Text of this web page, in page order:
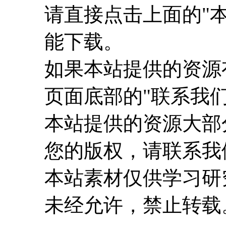
请直接点击上面的"
能下载。
如果本站提供的资
页面底部的"联系我
本站提供的资源大
您的版权，请联系
本站素材仅供学习
未经允许，禁止转载